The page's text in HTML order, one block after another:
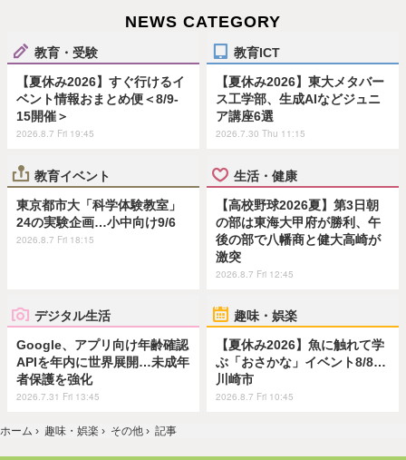
NEWS CATEGORY
教育・受験
【夏休み2026】すぐ行けるイ
ベント情報おまとめ便＜8/9-
15開催＞
2026.8.7 Fri 19:45
教育ICT
【夏休み2026】東大メタバー
ス工学部、生成AIなどジュニ
ア講座6選
2026.7.30 Thu 11:15
教育イベント
東京都市大「科学体験教室」
24の実験企画…小中向け9/6
2026.8.7 Fri 18:15
生活・健康
【高校野球2026夏】第3日朝
の部は東海大甲府が勝利、午
後の部で八幡商と健大高崎が
激突
2026.8.7 Fri 12:45
デジタル生活
Google、アプリ向け年齢確認
APIを年内に世界展開…未成年
者保護を強化
2026.7.31 Fri 13:45
趣味・娯楽
【夏休み2026】魚に触れて学
ぶ「おさかな」イベント8/8…
川崎市
2026.8.7 Fri 10:45
ホーム › 趣味・娯楽 › その他 › 記事